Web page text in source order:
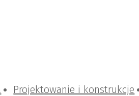
Projektowanie i konstrukcje